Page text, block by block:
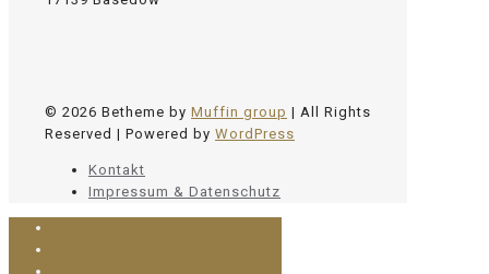
© 2026 Betheme by Muffin group | All Rights
Reserved | Powered by WordPress
Kontakt
Impressum & Datenschutz